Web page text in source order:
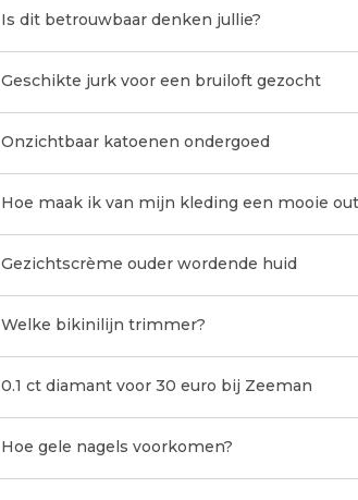
Is dit betrouwbaar denken jullie?
Geschikte jurk voor een bruiloft gezocht
Onzichtbaar katoenen ondergoed
Hoe maak ik van mijn kleding een mooie
Gezichtscrème ouder wordende huid
Welke bikinilijn trimmer?
0.1 ct diamant voor 30 euro bij Zeeman
Hoe gele nagels voorkomen?